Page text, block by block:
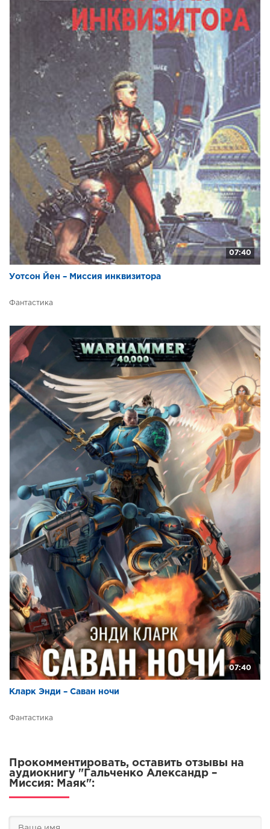
07:40
Уотсон Йен – Миссия инквизитора
Фантастика
07:40
Кларк Энди – Саван ночи
Фантастика
Прокомментировать, оставить отзывы на
аудиокнигу "Гальченко Александр –
Миссия: Маяк":